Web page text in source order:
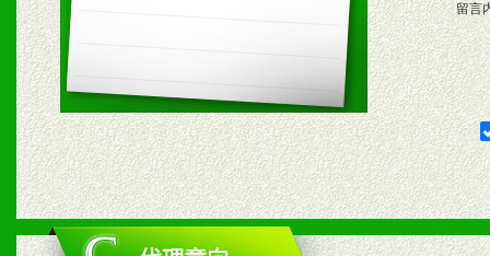
五、退换货制度
1、给予前期市场操作一定
2、对于临期，滞销品给予
六、服务优势
留言